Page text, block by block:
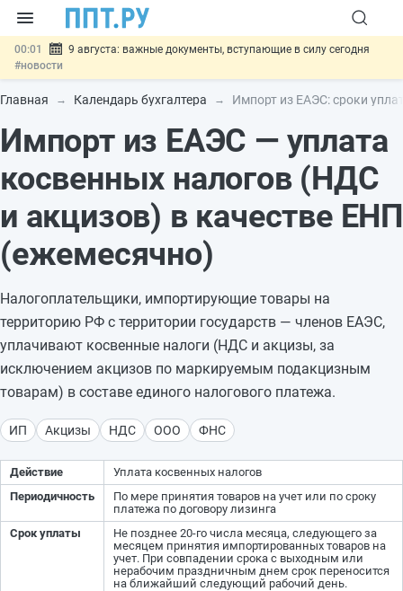
00:01
9 августа: важные документы, вступающие в силу сегодня
#новости
07.08 Подписан закон о блокировке продажи опасных товаров через
«Честный знак»#новости
07.08
Госпошлину за устранение ошибок в документах предлагают
07.08
Важно
Разработают единые критерии трудовых и ГПХ-
Главная Календарь бухгалтера Импорт из ЕАЭС: сроки
Импорт из ЕАЭС — уплата
косвенных налогов (НДС
и акцизов) в качестве ЕНП
(ежемесячно)
Налогоплательщики, импортирующие товары на
территорию РФ с территории государств — членов ЕАЭС,
уплачивают косвенные налоги (НДС и акцизы, за
исключением акцизов по маркируемым подакцизным
товарам) в составе единого налогового платежа.
ИП Акцизы НДС ООО ФНС
Действие
Уплата косвенных налогов
Периодичность
По мере принятия товаров на учет или по сроку
платежа по договору лизинга
Срок уплаты
Не позднее 20-го числа месяца, следующего за
месяцем принятия импортированных товаров на
учет. При совпадении срока с выходным или
нерабочим праздничным днем срок переносится
на ближайший следующий рабочий день.